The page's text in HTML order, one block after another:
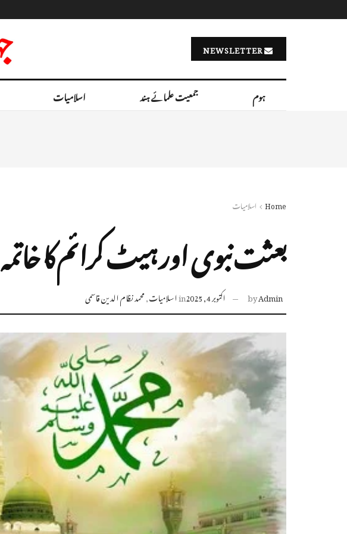
ہوم جمعیت علمائے ہند اسلامیات
Home اسلامیات
بعثت نبوی اور ہیٹ کرائم کا خاتمہ
byAdmin اکتوبر 4, 2025 inاسلامیات,محمد نظام الدین قاسمی